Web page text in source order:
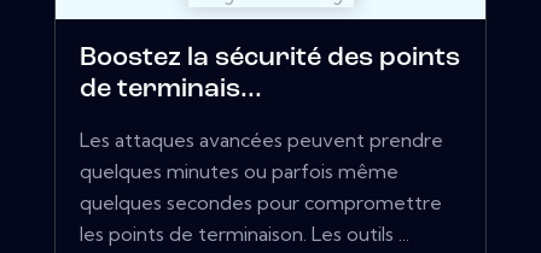
Boostez la sécurité des points
de terminais...
Les attaques avancées peuvent prendre
quelques minutes ou parfois même
quelques secondes pour compromettre
les points de terminaison. Les outils ...